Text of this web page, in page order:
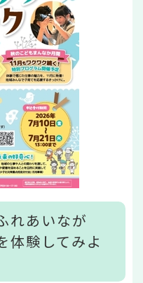
れあいなが
体験してみよ